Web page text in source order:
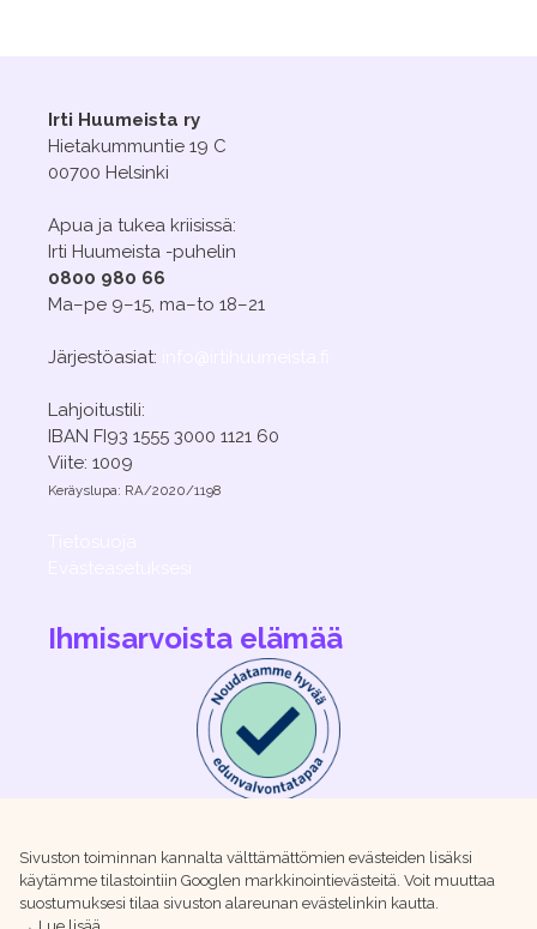
Sivuston toiminnan kannalta välttämättömien evästeiden lisäksi
käytämme tilastointiin Googlen markkinointievästeitä. Voit muuttaa
suostumuksesi tilaa sivuston alareunan evästelinkin kautta.
Irti Huumeista ry
Hietakummuntie 19 C
00700 Helsinki
Apua ja tukea kriisissä:
Irti Huumeista -puhelin
0800 980 66
Ma–pe 9–15, ma–to 18–21
Järjestöasiat:
Lahjoitustili:
IBAN FI93 1555 3000 1121 60
Viite: 1009
Keräyslupa: RA/2020/1198
Ihmisarvoista elämää